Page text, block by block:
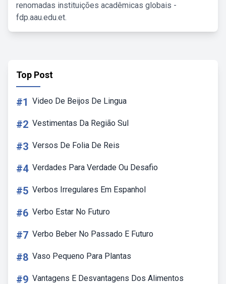
renomadas instituições acadêmicas globais -
fdp.aau.edu.et.
Top Post
#1 Video De Beijos De Lingua
#2 Vestimentas Da Região Sul
#3 Versos De Folia De Reis
#4 Verdades Para Verdade Ou Desafio
#5 Verbos Irregulares Em Espanhol
#6 Verbo Estar No Futuro
#7 Verbo Beber No Passado E Futuro
#8 Vaso Pequeno Para Plantas
#9 Vantagens E Desvantagens Dos Alimentos